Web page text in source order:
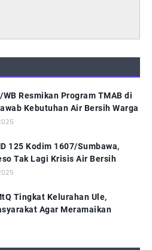
Resmikan Program TMAB di
Kebutuhan Air Bersih Warga
125 Kodim 1607/Sumbawa,
Tak Lagi Krisis Air Bersih
Tingkat Kelurahan Ule,
Agar Meramaikan